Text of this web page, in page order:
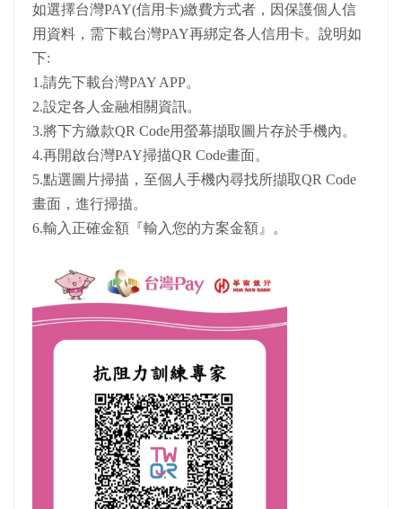
如選擇台灣PAY(信用卡)繳費方式者，因保護個人信
用資料，需下載台灣PAY再綁定各人信用卡。說明如
下:
1.請先下載台灣PAY APP。
2.設定各人金融相關資訊。
3.將下方繳款QR Code用螢幕擷取圖片存於手機內。
4.再開啟台灣PAY掃描QR Code畫面。
5.點選圖片掃描，至個人手機內尋找所擷取QR Code
畫面，進行掃描。
6.輸入正確金額『輸入您的方案金額』。